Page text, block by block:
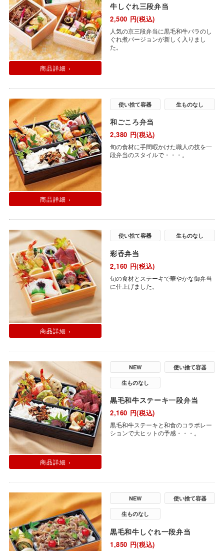
商品詳細 ›
牛しぐれ三段弁当
2,500 円(税込)
人気の京三段弁当に黒毛和牛バラのし
ぐれ煮バージョンが新しく入りまし
た。
商品詳細 ›
使い捨て容器 生ものなし
和ごころ弁当
2,380 円(税込)
旬の食材に手間暇かけた職人の技を一
段弁当のスタイルで・・・。
商品詳細 ›
使い捨て容器 生ものなし
彩香弁当
2,160 円(税込)
旬の食材とステーキで華やかな御弁当
に仕上げました。
商品詳細 ›
NEW 使い捨て容器
生ものなし
黒毛和牛ステーキ一段弁当
2,160 円(税込)
黒毛和牛ステーキと和食のコラボレー
ションで大ヒットの予感・・・。
NEW 使い捨て容器
生ものなし
黒毛和牛しぐれ一段弁当
1,850 円(税込)